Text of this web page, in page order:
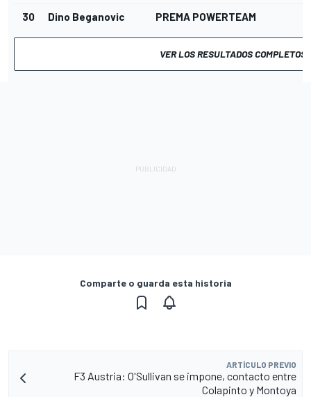
30 Dino Beganovic PREMA POWERTEAM
VER LOS RESULTADOS COMPLETOS
Comparte o guarda esta historia
ARTÍCULO PREVIO
F3 Austria: O'Sullivan se impone, contacto entre
Colapinto y Montoya